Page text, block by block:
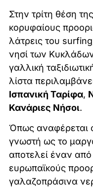
Στην τρίτη θέση
κορυφαίους
λάτρεις του
νησί των
γαλλική
λίστα
Ισπανική Ταρίφα,
Κανάριες Νήσοι.
Όπως αναφέρεται
γνωστή ως το
αποτελεί έναν από
ευρωπαϊκούς
γαλαζοπράσινα